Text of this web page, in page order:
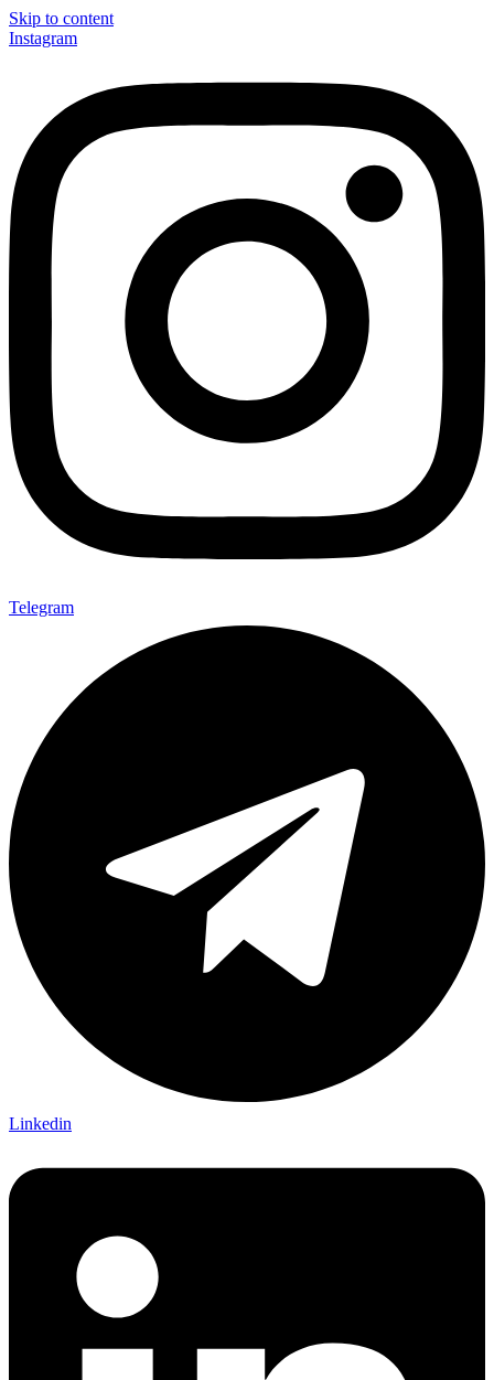
Skip to content
Instagram
Telegram
Linkedin